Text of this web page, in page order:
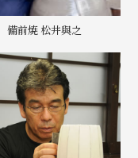
備前焼 松井與之